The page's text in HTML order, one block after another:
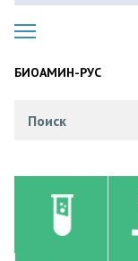
БИОАМИН-РУС